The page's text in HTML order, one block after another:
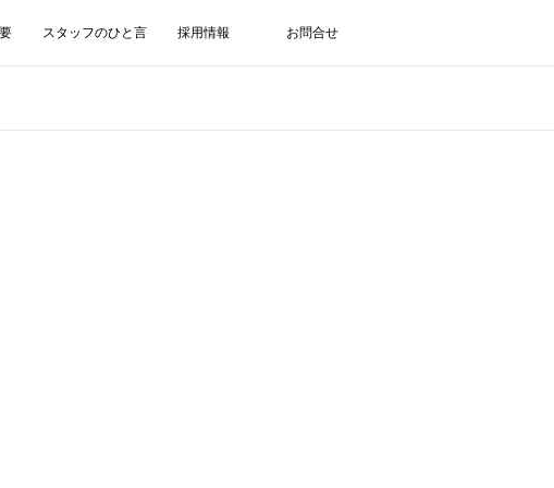
スタッフのひと言 採用情報 お問合せ